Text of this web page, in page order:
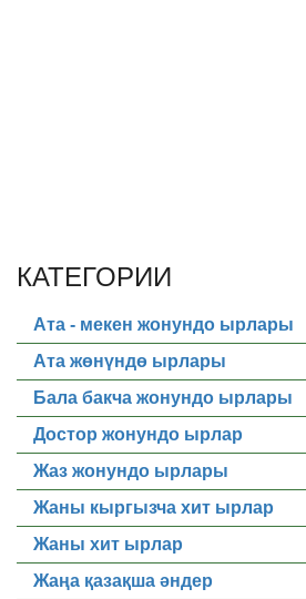
КАТЕГОРИИ
Ата - мекен жонундо ырлары
Ата жөнүндө ырлары
Бала бакча жонундо ырлары
Достор жонундо ырлар
Жаз жонундо ырлары
Жаны кыргызча хит ырлар
Жаны хит ырлар
Жаңа қазақша әндер